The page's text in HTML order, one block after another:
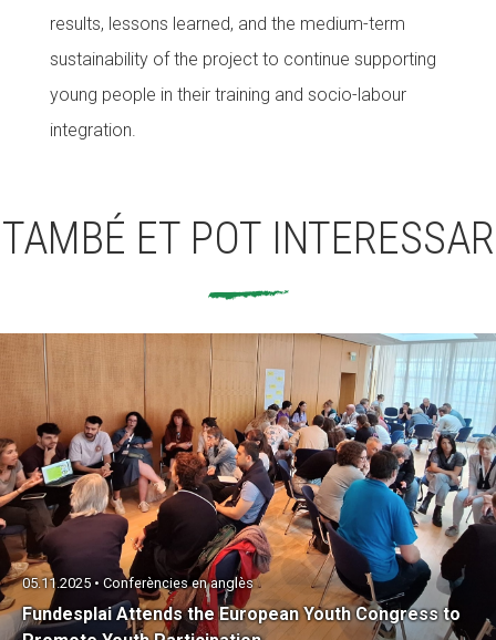
results, lessons learned, and the medium-term
sustainability of the project to continue supporting
young people in their training and socio-labour
integration.
TAMBÉ ET POT INTERESSAR
Fundesplai Attends the European Youth Congress to
05.11.2025 • Conferències en anglès